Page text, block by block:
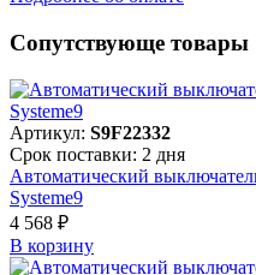
Сопутствующе товары
Артикул: S9F22332
Срок поставки: 2 дня
Автоматический
Systeme9
4 568 ₽
В корзинy